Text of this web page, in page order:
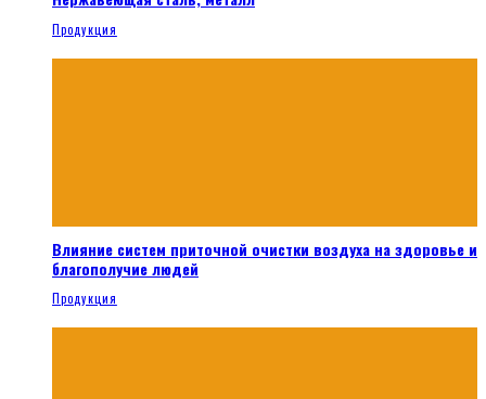
Продукция
Влияние систем приточной очистки воздуха на здоровье и
благополучие людей
Продукция